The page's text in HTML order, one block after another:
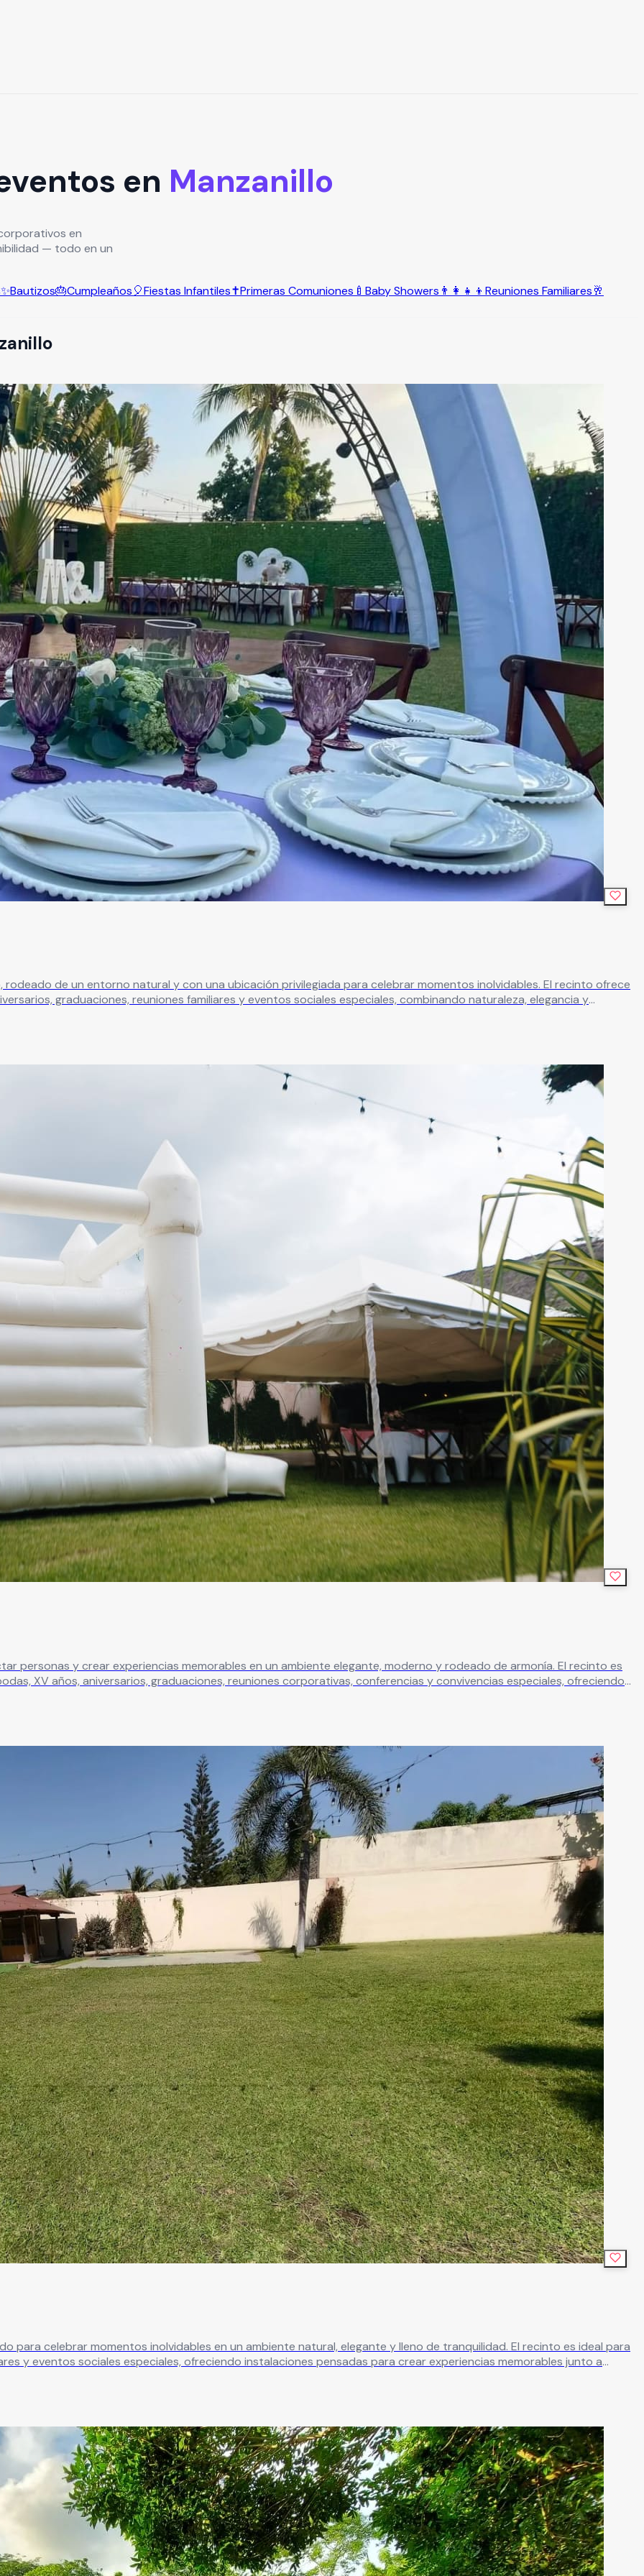
en Manzanillo
en
— todo en un
✨Bautizos🎂Cumpleaños🎈Fiestas Infantiles✝️Primeras Comuniones 🍼 Baby Showers 👨‍👩‍👧‍👦 Reuniones Familiares🥂
de un entorno natural y con una ubicación privilegiada para celebrar momentos inolvidables. El recinto ofrece
graduaciones, reuniones familiares y eventos sociales especiales, combinando naturaleza, elegancia y
y crear experiencias memorables en un ambiente elegante, moderno y rodeado de armonía. El recinto es
XV años, aniversarios, graduaciones, reuniones corporativas, conferencias y convivencias especiales, ofreciendo
amigos o colaboradores.
momentos inolvidables en un ambiente natural, elegante y lleno de tranquilidad. El recinto es ideal para
y eventos sociales especiales, ofreciendo instalaciones pensadas para crear experiencias memorables junto a